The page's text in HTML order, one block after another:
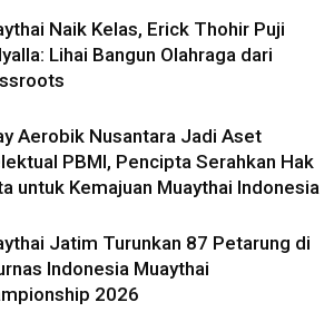
Naik Kelas, Erick Thohir Puji
Lihai Bangun Olahraga dari
Aerobik Nusantara Jadi Aset
PBMI, Pencipta Serahkan Hak
untuk Kemajuan Muaythai Indonesia
Jatim Turunkan 87 Petarung di
Indonesia Muaythai
2026